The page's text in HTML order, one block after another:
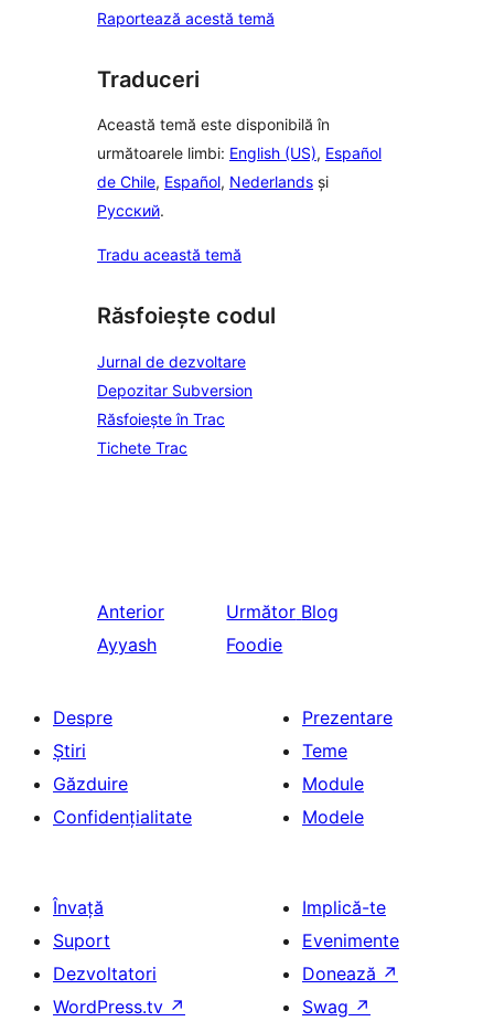
Raportează acestă temă
Traduceri
Această temă este disponibilă în
următoarele limbi: English (US), Español
de Chile, Español, Nederlands și
Русский.
Tradu această temă
Răsfoiește codul
Jurnal de dezvoltare
Depozitar Subversion
Răsfoiește în Trac
Tichete Trac
Anterior
Ayyash
Următor Blog
Foodie
Despre
Știri
Găzduire
Confidențialitate
Prezentare
Teme
Module
Modele
Învață
Suport
Dezvoltatori
WordPress.tv ↗
Implică-te
Evenimente
Donează ↗
Swag ↗